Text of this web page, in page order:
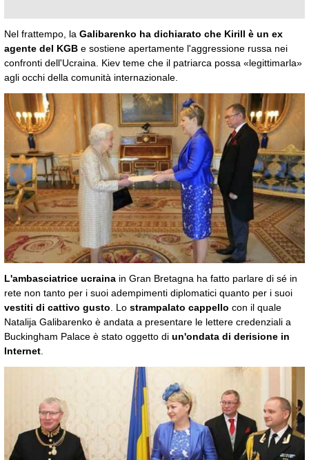
Nel frattempo, la Galibarenko ha dichiarato che Kirill è un ex
agente del KGB e sostiene apertamente l'aggressione russa nei
confronti dell'Ucraina. Kiev teme che il patriarca possa «legittimarla»
agli occhi della comunità internazionale.
L'ambasciatrice ucraina in Gran Bretagna ha fatto parlare di sé in
rete non tanto per i suoi adempimenti diplomatici quanto per i suoi
vestiti di cattivo gusto. Lo strampalato cappello con il quale
Natalija Galibarenko è andata a presentare le lettere credenziali a
Buckingham Palace è stato oggetto di un'ondata di derisione in
Internet.